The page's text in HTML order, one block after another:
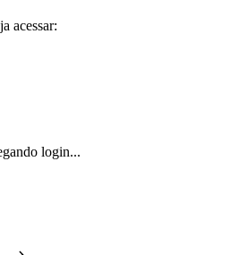
acessar:
login...